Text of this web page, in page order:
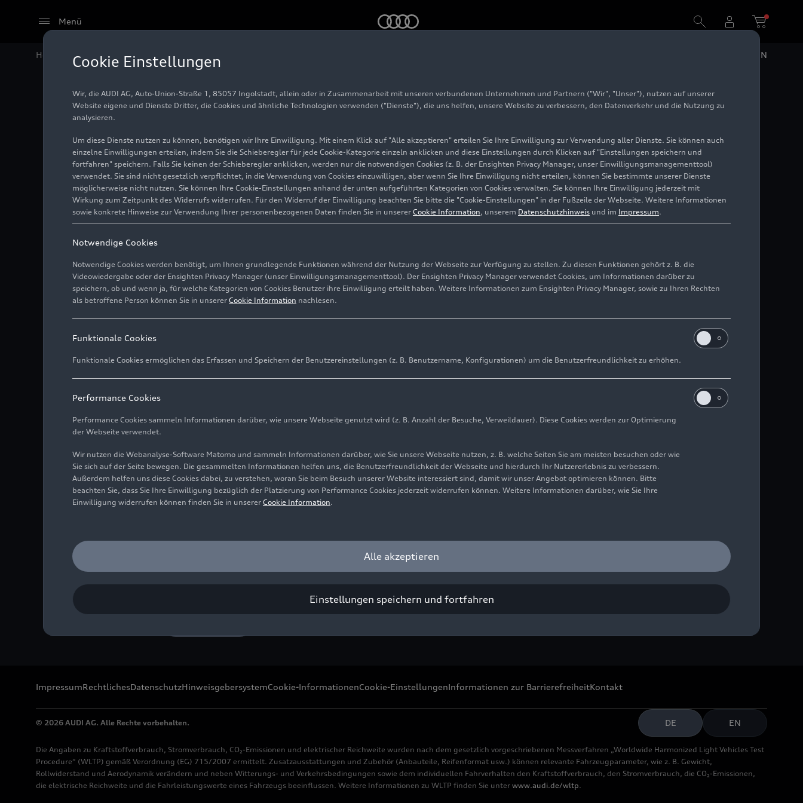
Menü
Home Audi Media Center Fotos EN
Audi auf der Auto China 2026
Foto 24.04.2026
ImpressumRechtlichesDatenschutzHinweisgebersystemCookie-InformationenCookie-EinstellungenInformationen zur BarrierefreiheitKontakt
© 2026 AUDI AG. Alle Rechte vorbehalten. DE EN
Die Angaben zu Kraftstoffverbrauch, Stromverbrauch, CO₂-Emissionen und elektrischer Reichweite wurden nach dem gesetzlich vorgeschriebenen Messverfahren „Worldwide Harmonized Light Vehicles Test
Procedure“ (WLTP) gemäß Verordnung (EG) 715/2007 ermittelt. Zusatzausstattungen und Zubehör (Anbauteile, Reifenformat usw.) können relevante Fahrzeugparameter, wie z. B. Gewicht,
Rollwiderstand und Aerodynamik verändern und neben Witterungs- und Verkehrsbedingungen sowie dem individuellen Fahrverhalten den Kraftstoffverbrauch, den Stromverbrauch, die CO₂-Emissionen,
die elektrische Reichweite und die Fahrleistungswerte eines Fahrzeugs beeinflussen. Weitere Informationen zu WLTP finden Sie unter www.audi.de/wltp.
Cookie Einstellungen
Wir, die AUDI AG, Auto-Union-Straße 1, 85057 Ingolstadt, allein oder in Zusammenarbeit mit unseren verbundenen Unternehmen und Partnern ("Wir", "Unser"), nutzen auf unserer
Website eigene und Dienste Dritter, die Cookies und ähnliche Technologien verwenden ("Dienste"), die uns helfen, unsere Website zu verbessern, den Datenverkehr und die Nutzung zu
analysieren.
Um diese Dienste nutzen zu können, benötigen wir Ihre Einwilligung. Mit einem Klick auf "Alle akzeptieren" erteilen Sie Ihre Einwilligung zur Verwendung aller Dienste. Sie können auch
einzelne Einwilligungen erteilen, indem Sie die Schieberegler für jede Cookie-Kategorie einzeln anklicken und diese Einstellungen durch Klicken auf "Einstellungen speichern und
fortfahren" speichern. Falls Sie keinen der Schieberegler anklicken, werden nur die notwendigen Cookies (z. B. der Ensighten Privacy Manager, unser Einwilligungsmanagementtool)
verwendet. Sie sind nicht gesetzlich verpflichtet, in die Verwendung von Cookies einzuwilligen, aber wenn Sie Ihre Einwilligung nicht erteilen, können Sie bestimmte unserer Dienste
möglicherweise nicht nutzen. Sie können Ihre Cookie-Einstellungen anhand der unten aufgeführten Kategorien von Cookies verwalten. Sie können Ihre Einwilligung jederzeit mit
Wirkung zum Zeitpunkt des Widerrufs widerrufen. Für den Widerruf der Einwilligung beachten Sie bitte die "Cookie-Einstellungen" in der Fußzeile der Webseite. Weitere Informationen
sowie konkrete Hinweise zur Verwendung Ihrer personenbezogenen Daten finden Sie in unserer Cookie Information, unserem Datenschutzhinweis und im Impressum.
Notwendige Cookies
Notwendige Cookies werden benötigt, um Ihnen grundlegende Funktionen während der Nutzung der Webseite zur Verfügung zu stellen. Zu diesen Funktionen gehört z. B. die
Videowiedergabe oder der Ensighten Privacy Manager (unser Einwilligungsmanagementtool). Der Ensighten Privacy Manager verwendet Cookies, um Informationen darüber zu
speichern, ob und wenn ja, für welche Kategorien von Cookies Benutzer ihre Einwilligung erteilt haben. Weitere Informationen zum Ensighten Privacy Manager, sowie zu Ihren Rechten
als betroffene Person können Sie in unserer Cookie Information nachlesen.
Funktionale Cookies
Funktionale Cookies ermöglichen das Erfassen und Speichern der Benutzereinstellungen (z. B. Benutzername, Konfigurationen) um die Benutzerfreundlichkeit zu erhöhen.
Performance Cookies
Performance Cookies sammeln Informationen darüber, wie unsere Webseite genutzt wird (z. B. Anzahl der Besuche, Verweildauer). Diese Cookies werden zur Optimierung
der Webseite verwendet.
Wir nutzen die Webanalyse-Software Matomo und sammeln Informationen darüber, wie Sie unsere Webseite nutzen, z. B. welche Seiten Sie am meisten besuchen oder wie
Sie sich auf der Seite bewegen. Die gesammelten Informationen helfen uns, die Benutzerfreundlichkeit der Webseite und hierdurch Ihr Nutzererlebnis zu verbessern.
Außerdem helfen uns diese Cookies dabei, zu verstehen, woran Sie beim Besuch unserer Website interessiert sind, damit wir unser Angebot optimieren können. Bitte
beachten Sie, dass Sie Ihre Einwilligung bezüglich der Platzierung von Performance Cookies jederzeit widerrufen können. Weitere Informationen darüber, wie Sie Ihre
Einwilligung widerrufen können finden Sie in unserer Cookie Information.
Alle akzeptieren
Einstellungen speichern und fortfahren